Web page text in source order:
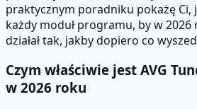
praktycznym poradniku pokażę Ci,
każdy moduł programu, by w
działał tak, jakby dopiero co
Czym właściwie jest AVG
w 2026 roku